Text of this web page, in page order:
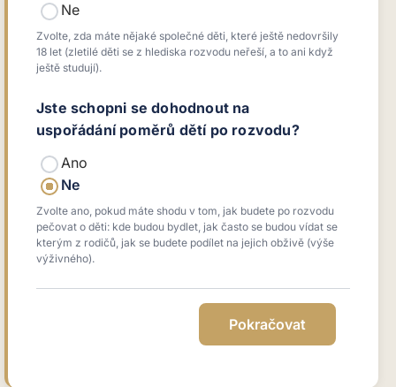
Ne
Zvolte, zda máte nějaké společné děti, které ještě nedovršily
18 let (zletilé děti se z hlediska rozvodu neřeší, a to ani když
ještě studují).
Jste schopni se dohodnout na
uspořádání poměrů dětí po rozvodu?
Ano
Ne
Zvolte ano, pokud máte shodu v tom, jak budete po rozvodu
pečovat o děti: kde budou bydlet, jak často se budou vídat se
kterým z rodičů, jak se budete podílet na jejich obživě (výše
výživného).